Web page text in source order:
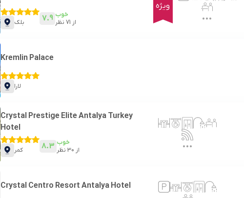
بلک 7.9 خوب
از 71نظر
ویژه
Kremlin Palace
لارا
Crystal Prestige Elite Antalya Turkey
Hotel
کمر 8.3 خوب
از 30نظر
Crystal Centro Resort Antalya Hotel